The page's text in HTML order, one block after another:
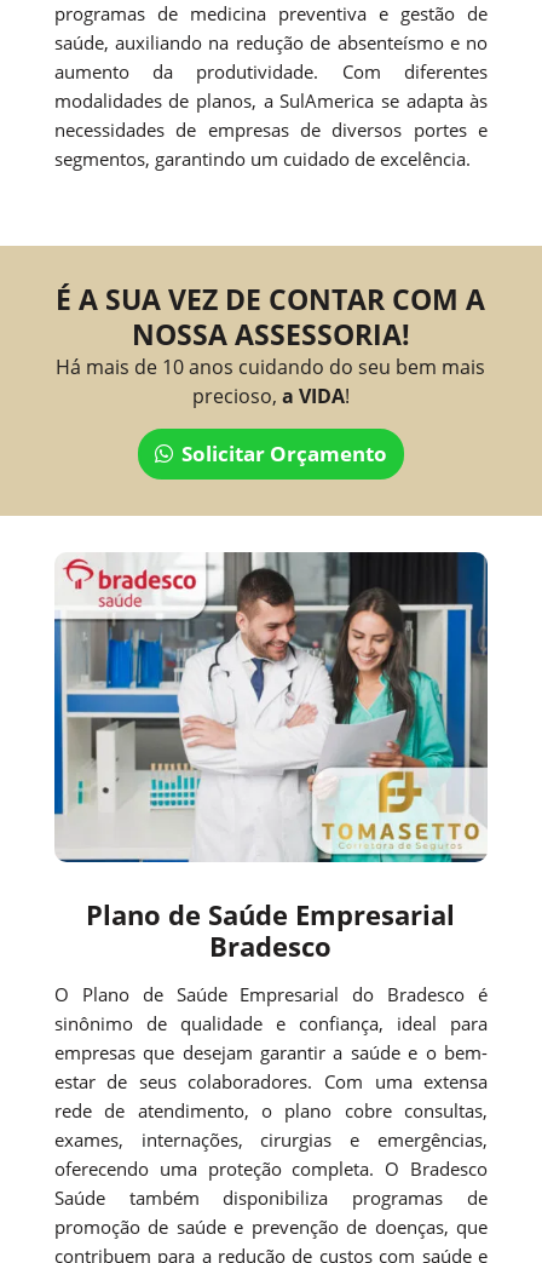
programas de medicina preventiva e gestão de
saúde, auxiliando na redução de absenteísmo e no
aumento da produtividade. Com diferentes
modalidades de planos, a SulAmerica se adapta às
necessidades de empresas de diversos portes e
segmentos, garantindo um cuidado de excelência.
É A SUA VEZ DE CONTAR COM A
NOSSA ASSESSORIA!
Há mais de 10 anos cuidando do seu bem mais
precioso, a VIDA!
Solicitar Orçamento
Plano de Saúde Empresarial
Bradesco
O Plano de Saúde Empresarial do Bradesco é
sinônimo de qualidade e confiança, ideal para
empresas que desejam garantir a saúde e o bem-
estar de seus colaboradores. Com uma extensa
rede de atendimento, o plano cobre consultas,
exames, internações, cirurgias e emergências,
oferecendo uma proteção completa. O Bradesco
Saúde também disponibiliza programas de
promoção de saúde e prevenção de doenças, que
contribuem para a redução de custos com saúde e